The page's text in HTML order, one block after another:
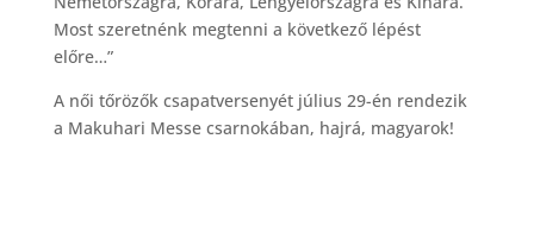
Most szeretnénk megtenni a következő lépést
előre…”
A női tőrözők csapatversenyét július 29-én rendezik
a Makuhari Messe csarnokában, hajrá, magyarok!